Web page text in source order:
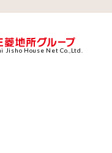
House Net Co.,Ltd.